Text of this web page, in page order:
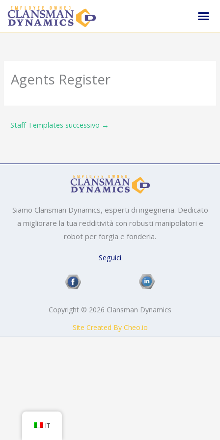
contenuto
Agents Register
Staff Templates successivo →
Siamo Clansman Dynamics, esperti di ingegneria. Dedicato
a migliorare la tua redditività con robusti manipolatori e
robot per forgia e fonderia.
Seguici
Copyright © 2026 Clansman Dynamics
Site Created By Cheo.io
IT